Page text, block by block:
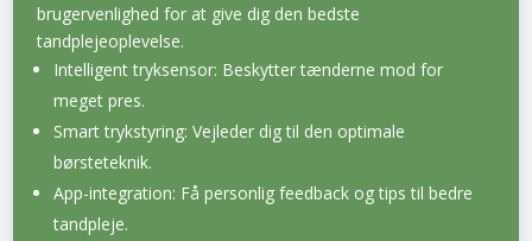
brugervenlighed for at give dig den bedste
tandplejeoplevelse.
Intelligent tryksensor: Beskytter tænderne mod for
meget pres.
Smart trykstyring: Vejleder dig til den optimale
børsteteknik.
App-integration: Få personlig feedback og tips til bedre
tandpleje.